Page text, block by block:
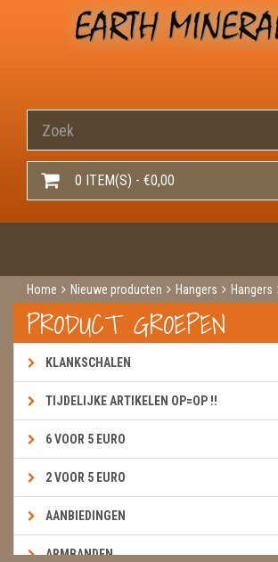
0 ITEM(S) - €0,00
Home Nieuwe producten Hangers Hangers
PRODUCT GROEPEN
KLANKSCHALEN
TIJDELIJKE ARTIKELEN OP=OP !!
6 VOOR 5 EURO
2 VOOR 5 EURO
AANBIEDINGEN
ARMBANDEN